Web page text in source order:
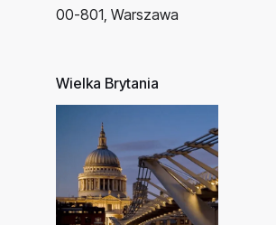
00-801, Warszawa
Wielka Brytania